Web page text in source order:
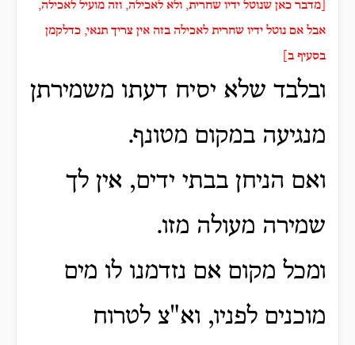
[מדבר כאן שנוטל ידיו שחרית, ולא לאכילה, וזה מועיל לאכילה,
אבל אם נוטל ידיו שחרית לאכילה בזה אין צריך תנאי, כדלקמן
בסעיף ב]
ובלבד שלא יסיח דעתו משמירתן
מנגיעה במקום מטונף.
ואם הניחן בבתי ידים, אין לך
שמירה מעולה מזו.
ומכל מקום אם נזדמנו לו מים
מוכנים לפניו, וא"צ לטרוח